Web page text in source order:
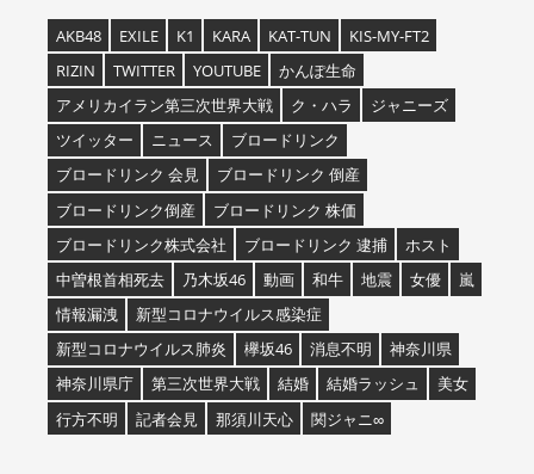
AKB48 EXILE K1 KARA KAT-TUN
KIS-MY-FT2
RIZIN
TWITTER YOUTUBE
かんぽ生命
アメリカイラン第三次世界大戦
ク・ハラ
ジャニーズ
ツイッター
ニュース
ブロードリンク
ブロードリンク 会見
ブロードリンク 倒産
ブロードリンク倒産
ブロードリンク 株価
ブロードリンク株式会社
ブロードリンク 逮捕
ホスト
中曽根首相死去
乃木坂46 動画 和牛 地震 女優
嵐
情報漏洩
新型コロナウイルス感染症
新型コロナウイルス肺炎
欅坂46 消息不明
神奈川県
神奈川県庁
第三次世界大戦 結婚 結婚ラッシュ
美女
行方不明
記者会見 那須川天心 関ジャニ∞